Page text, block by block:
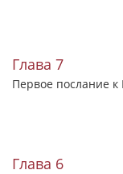
Глава 7
Первое послание
Глава 6